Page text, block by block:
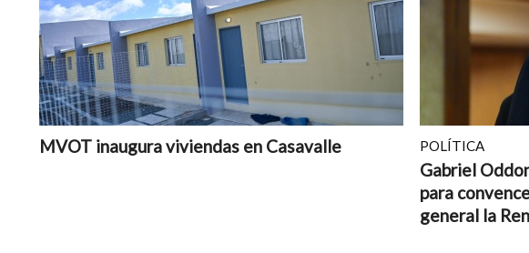
MVOT inaugura viviendas en Casavalle POLÍTICA
Gabriel
para
general la